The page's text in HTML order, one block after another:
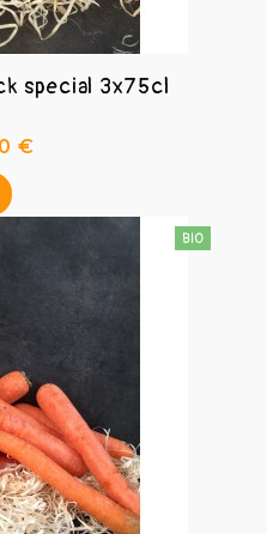
special 3x75cl
€Prix